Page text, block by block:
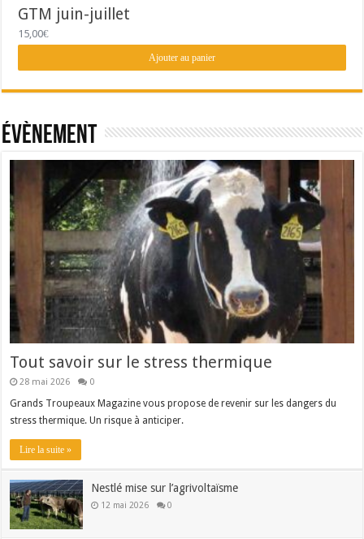
GTM juin-juillet
15,00€
Ajouter au panier
Évènement
Tout savoir sur le stress thermique
28 mai 2026 0
Grands Troupeaux Magazine vous propose de revenir sur les dangers du
stress thermique. Un risque à anticiper.
Lire la suite »
Nestlé mise sur l’agrivoltaïsme
12 mai 2026 0